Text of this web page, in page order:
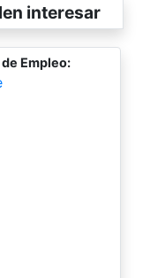
interesar
Empleo: